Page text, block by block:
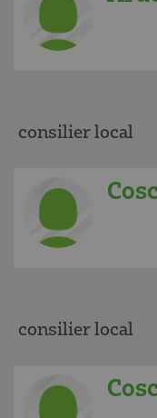
consilier local
consilier local